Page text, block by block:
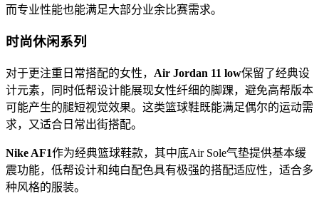
而专业性能也能满足大部分业余比赛需求。
时尚休闲系列
对于更注重日常搭配的女性， Air Jordan 11 low保留了经典设
计元素，同时低帮设计能展现女性纤细的脚踝，避免高帮版本
可能产生的腿短视觉效果。这类篮球鞋既能满足偶尔的运动需
求，又适合日常出街搭配。
Nike AF1作为经典篮球鞋款，其中底Air Sole气垫提供基本缓
震功能，低帮设计和纯白配色具有极强的搭配适应性，适合多
种风格的服装。